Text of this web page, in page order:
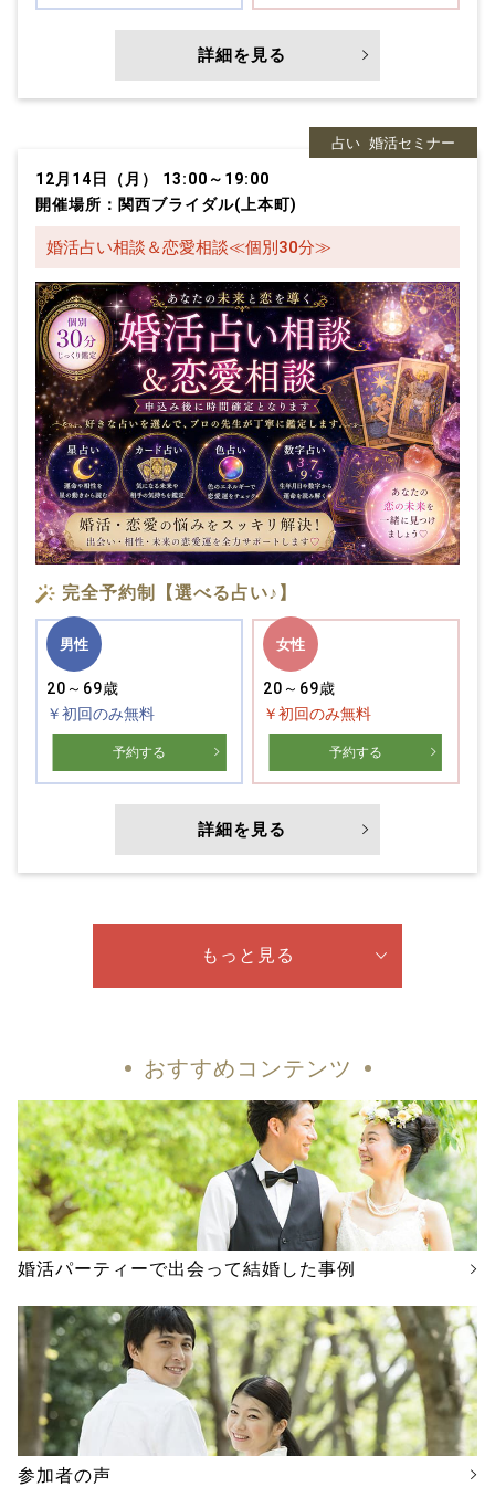
詳細を見る
12月14日（月） 13:00～19:00
開催場所：関西ブライダル(上本町)
占い 婚活セミナー
婚活占い相談＆恋愛相談≪個別30分≫
完全予約制【選べる占い♪】
男性
20～69歳
￥初回のみ無料
予約する
女性
20～69歳
￥初回のみ無料
予約する
詳細を見る
もっと見る
おすすめコンテンツ
婚活パーティーで出会って結婚した事例
参加者の声